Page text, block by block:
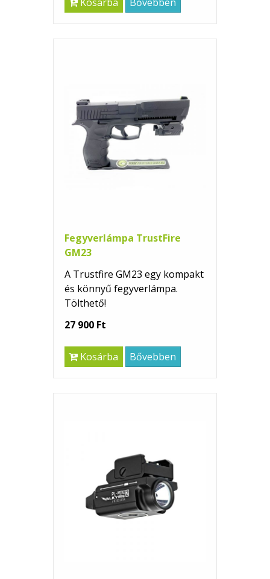
Fegyverlámpa TrustFire
GM23
A Trustfire GM23 egy kompakt
és könnyű fegyverlámpa.
Tölthető!
27 900 Ft
Kosárba Bővebben